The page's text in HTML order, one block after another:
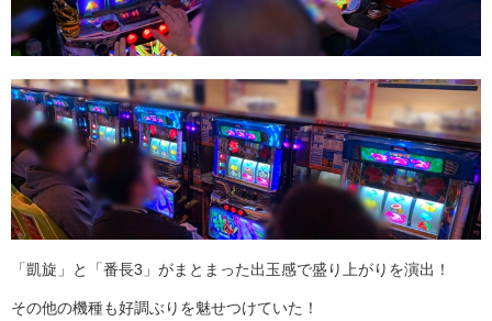
「凱旋」と「番長3」がまとまった出玉感で盛り上がりを演出！
その他の機種も好調ぶりを魅せつけていた！